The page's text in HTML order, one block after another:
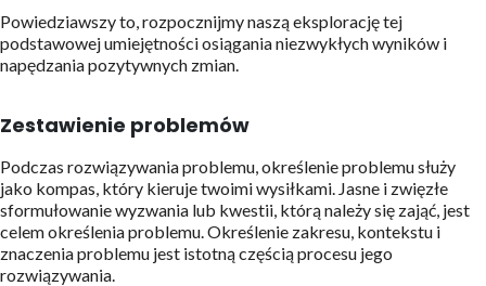
Powiedziawszy to, rozpocznijmy naszą eksplorację tej
podstawowej umiejętności osiągania niezwykłych wyników i
napędzania pozytywnych zmian.
Zestawienie problemów
Podczas rozwiązywania problemu, określenie problemu służy
jako kompas, który kieruje twoimi wysiłkami. Jasne i zwięzłe
sformułowanie wyzwania lub kwestii, którą należy się zająć, jest
celem określenia problemu. Określenie zakresu, kontekstu i
znaczenia problemu jest istotną częścią procesu jego
rozwiązywania.